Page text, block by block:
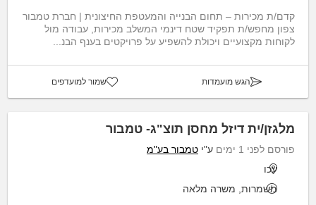
קדם/ת מכירות – תחום הבנייה והמעטפת החיצונית | חברת טמבור
צפון מחפש/ת תפקיד שטח דינמי המשלב מכירות, עבודה מול
לקוחות מקצועיים ויכולת להשפיע על פרויקטים בענף הבנ...
הגש מועמדות שמור למועדפים
מלגזן/ית דיזל מחסן תוצ"ג- טמבור
פורסם לפני 1 ימים ע"י טמבור בע"מ
עכו
משמרות, משרה מלאה